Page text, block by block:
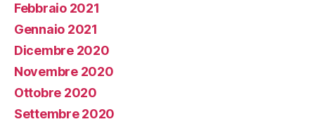
Febbraio 2021
Gennaio 2021
Dicembre 2020
Novembre 2020
Ottobre 2020
Settembre 2020